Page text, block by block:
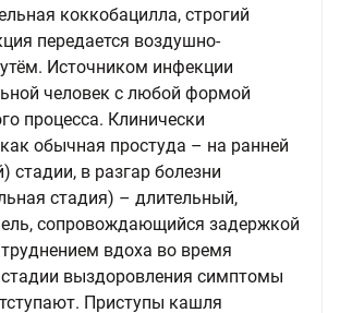
коккобацилла, строгий
передается воздушно-
Источником инфекции
человек с любой формой
процесса. Клинически
обычная простуда – на ранней
стадии, в разгар болезни
стадия) – длительный,
сопровождающийся задержкой
вдоха во время
стадии выздоровления симптомы
Приступы кашля